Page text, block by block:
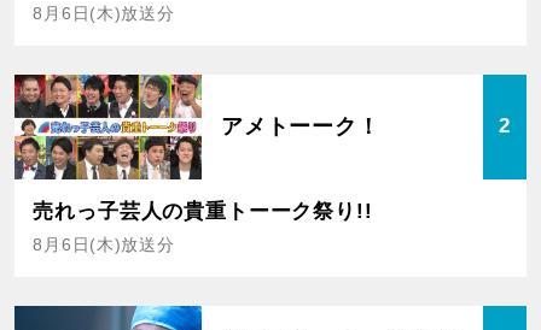
8月6日(木)放送分
アメトーーク！ 2
売れっ子芸人の貴重トーーク祭り!!
8月6日(木)放送分